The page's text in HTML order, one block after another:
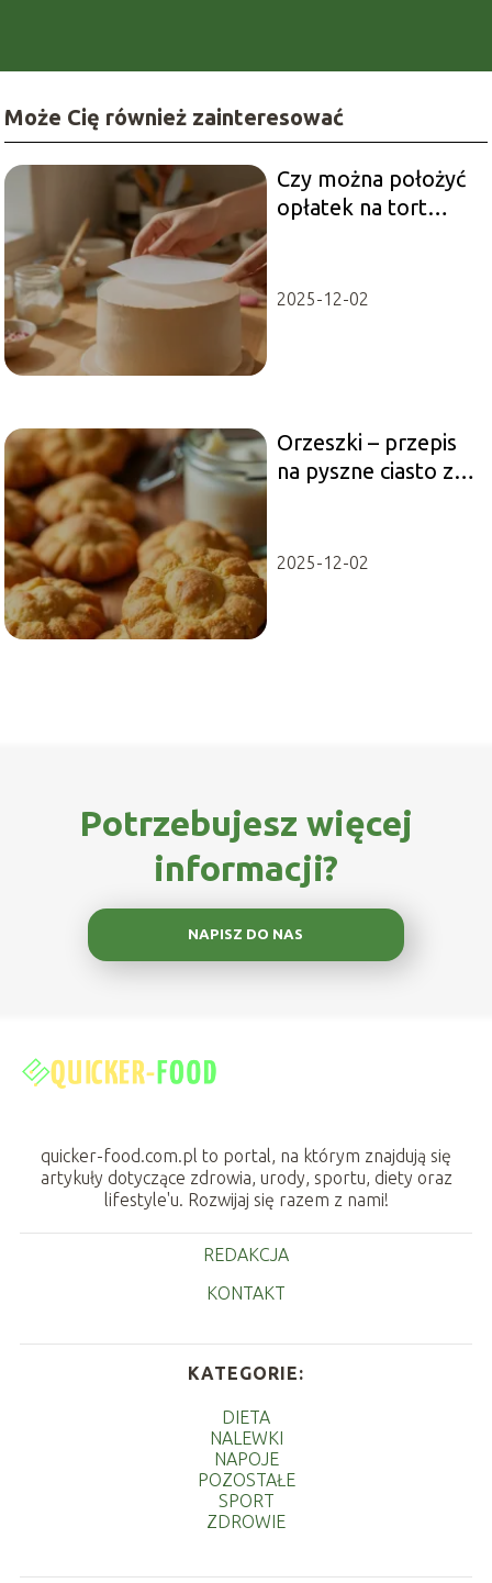
Może Cię również zainteresować
Czy można położyć
opłatek na tort
2025-12-02
Orzeszki – przepis
na pyszne ciasto z
2025-12-02
Potrzebujesz więcej
informacji?
NAPISZ DO NAS
quicker-food.com.pl to portal, na którym znajdują się
artykuły dotyczące zdrowia, urody, sportu, diety oraz
lifestyle'u. Rozwijaj się razem z nami!
REDAKCJA
KONTAKT
KATEGORIE:
DIETA
NALEWKI
NAPOJE
POZOSTAŁE
SPORT
ZDROWIE